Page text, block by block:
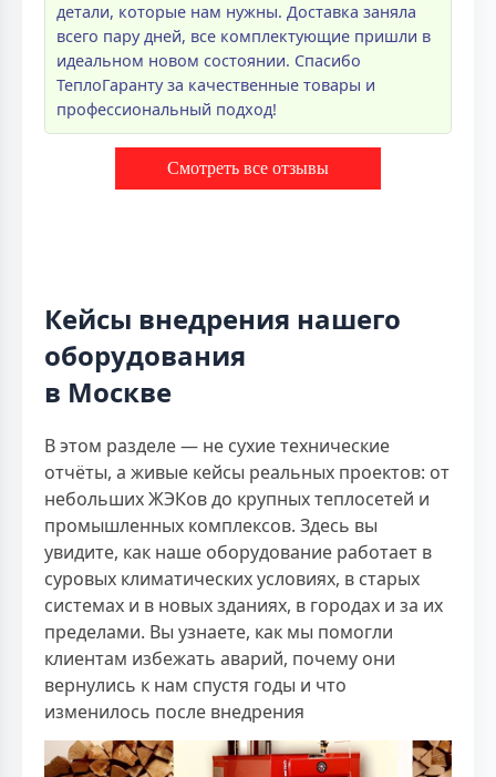
детали, которые нам нужны. Доставка заняла
всего пару дней, все комплектующие пришли в
идеальном новом состоянии. Спасибо
ТеплоГаранту за качественные товары и
профессиональный подход!
Смотреть все отзывы
Кейсы внедрения нашего
оборудования
в Москве
В этом разделе — не сухие технические
отчёты, а живые кейсы реальных проектов: от
небольших ЖЭКов до крупных теплосетей и
промышленных комплексов. Здесь вы
увидите, как наше оборудование работает в
суровых климатических условиях, в старых
системах и в новых зданиях, в городах и за их
пределами. Вы узнаете, как мы помогли
клиентам избежать аварий, почему они
вернулись к нам спустя годы и что
изменилось после внедрения